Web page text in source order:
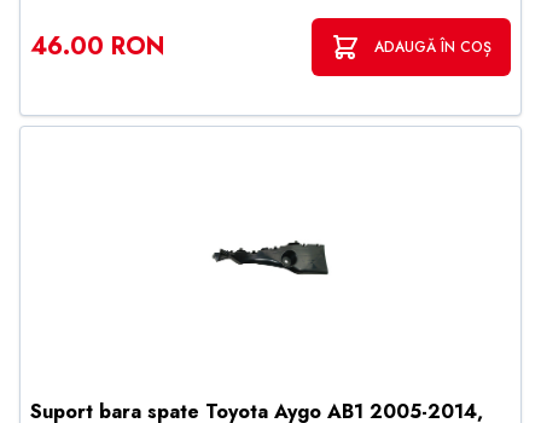
46.00 RON ADAUGĂ ÎN COȘ
Suport bara spate Toyota Aygo AB1 2005-2014,